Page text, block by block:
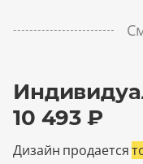
10 493 ₽
Дизайн продается